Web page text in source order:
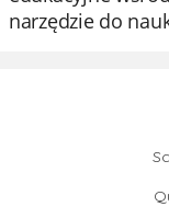
narzędzie do